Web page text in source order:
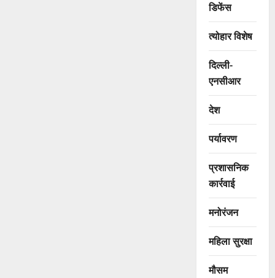
डिफेंस
त्योहार विशेष
दिल्ली-
एनसीआर
देश
पर्यावरण
प्रशासनिक
कार्रवाई
मनोरंजन
महिला सुरक्षा
मौसम